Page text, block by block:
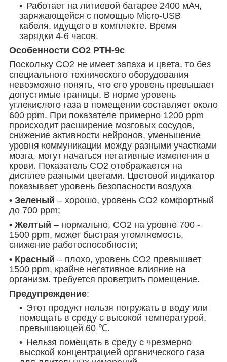
Работает на литиевой батарее 2400 мАч,
заряжающейся с помощью Micro-USB
кабеля, идущего в комплекте. Время
зарядки 4-6 часов.
Особенности CO2 PTH-9с
Поскольку CO2 не имеет запаха и цвета, то без
специального технического оборудования
невозможно понять, что его уровень превышает
допустимые границы. В норме уровень
углекислого газа в помещении составляет около
600 ppm. При показателе примерно 1200 ppm
происходит расширение мозговых сосудов,
снижение активности нейронов, уменьшение
уровня коммуникации между разными участками
мозга, могут начаться негативные изменения в
крови. Показатель СО2 отображается на
дисплее разными цветами. Цветовой индикатор
показывает уровень безопасности воздуха
• Зеленый – хорошо, уровень CO2 комфортный
до 700 ppm;
• Желтый – нормально, CO2 на уровне 700 -
1500 ppm, может быстрая утомляемость,
снижение работоспособности;
• Красный – плохо, уровень CO2 превышает
1500 ppm, крайне негативное влияние на
организм. требуется проветрить помещение.
Предупреждение:
Этот продукт нельзя погружать в воду или
помещать в среду с высокой температурой,
превышающей 60 ℃.
Нельзя помещать в среду с чрезмерно
высокой концентрацией органического газа